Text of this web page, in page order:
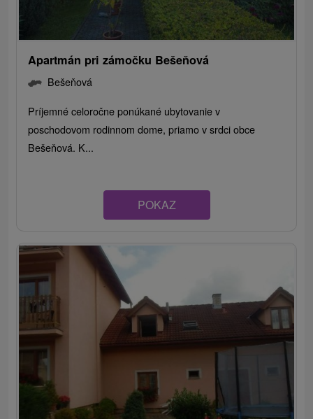
Apartmán pri zámočku Bešeňová
Bešeňová
Príjemné celoročne ponúkané ubytovanie v
poschodovom rodinnom dome, priamo v srdci obce
Bešeňová. K...
POKAZ